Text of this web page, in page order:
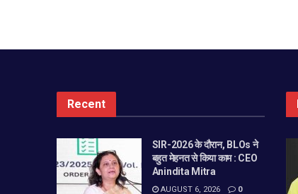
Recent
SIR-2026 के दौरान, BLOs ने
बहुत मेहनत से किया काम : CEO
Anindita Mitra
AUGUST 6, 2026 0